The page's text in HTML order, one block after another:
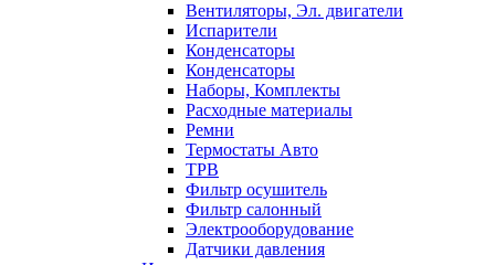
Вентиляторы, Эл. двигатели
Испарители
Конденсаторы
Конденсаторы
Наборы, Комплекты
Расходные материалы
Ремни
Термостаты Авто
ТРВ
Фильтр осушитель
Фильтр салонный
Электрооборудование
Датчики давления